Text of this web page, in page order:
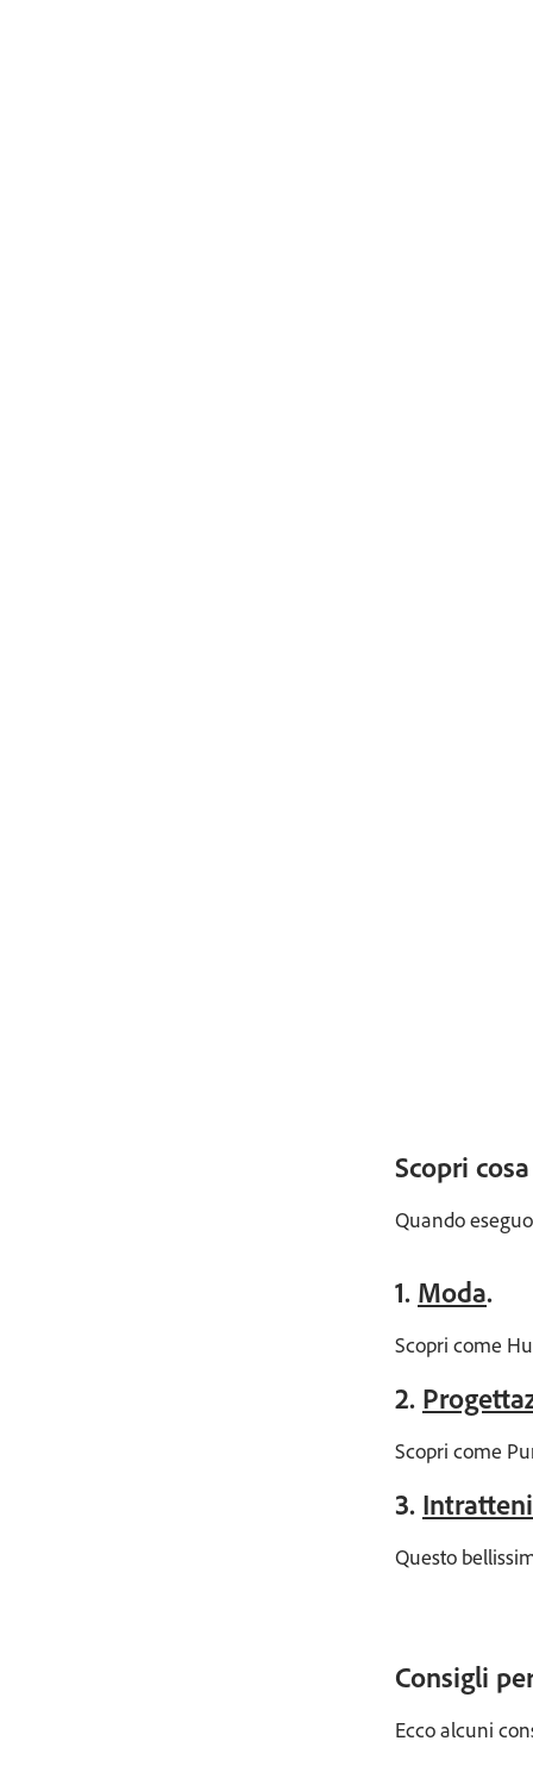
Scopri
Quando
1. Moda.
Scopri come
2.
Scopri come
3.
Questo
Consigli
Ecco alcuni